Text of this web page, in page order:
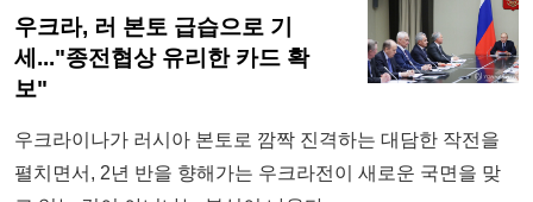
우크라, 러 본토 급습으로 기
세..."종전협상 유리한 카드 확
보"
우크라이나가 러시아 본토로 깜짝 진격하는 대담한 작전을
펼치면서, 2년 반을 향해가는 우크라전이 새로운 국면을 맞